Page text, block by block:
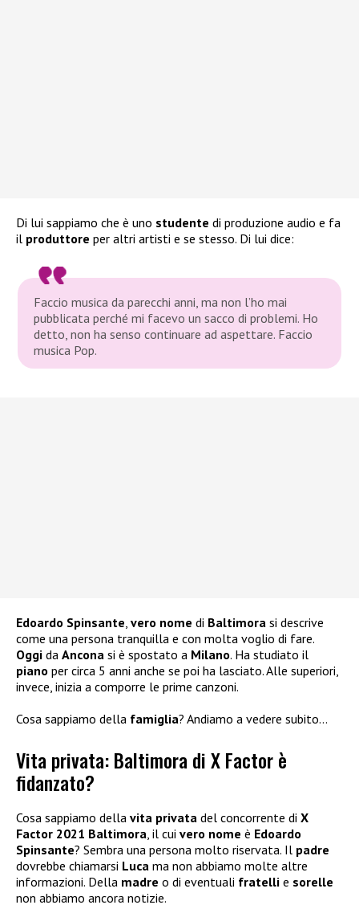
Di lui sappiamo che è uno studente di produzione audio e fa
il produttore per altri artisti e se stesso. Di lui dice:
Faccio musica da parecchi anni, ma non l’ho mai
pubblicata perché mi facevo un sacco di problemi. Ho
detto, non ha senso continuare ad aspettare. Faccio
musica Pop.
Edoardo Spinsante, vero nome di Baltimora si descrive
come una persona tranquilla e con molta voglio di fare.
Oggi da Ancona si è spostato a Milano. Ha studiato il
piano per circa 5 anni anche se poi ha lasciato. Alle superiori,
invece, inizia a comporre le prime canzoni.
Cosa sappiamo della famiglia? Andiamo a vedere subito…
Vita privata: Baltimora di X Factor è
fidanzato?
Cosa sappiamo della vita privata del concorrente di X
Factor 2021 Baltimora , il cui vero nome è Edoardo
Spinsante? Sembra una persona molto riservata. Il padre
dovrebbe chiamarsi Luca ma non abbiamo molte altre
informazioni. Della madre o di eventuali fratelli e sorelle
non abbiamo ancora notizie.